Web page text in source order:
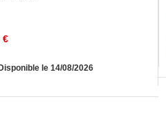
€
le 14/08/2026